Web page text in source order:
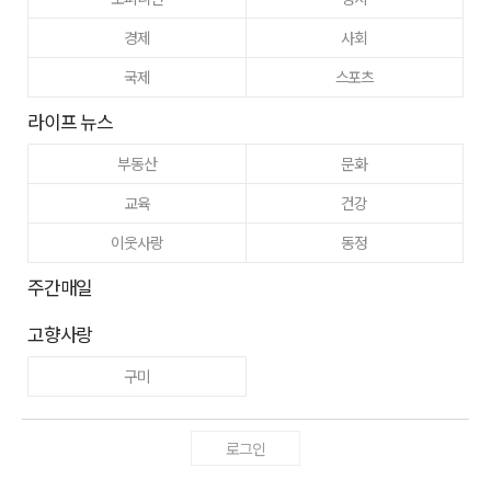
경제
사회
국제
스포츠
라이프 뉴스
부동산
문화
교육
건강
이웃사랑
동정
주간매일
고향사랑
구미
로그인